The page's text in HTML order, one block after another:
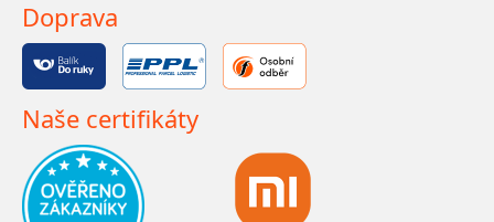
Doprava
Naše certifikáty